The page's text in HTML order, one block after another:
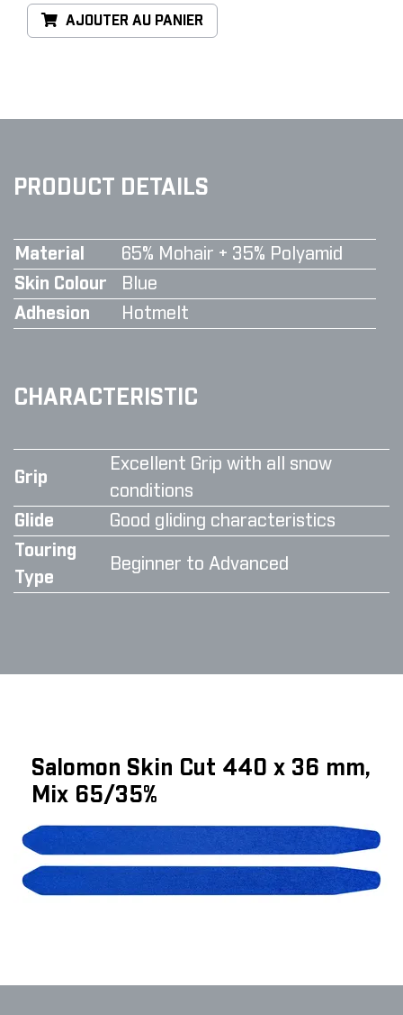
AJOUTER AU PANIER
PRODUCT DETAILS
Material
65% Mohair + 35% Polyamid
Skin Colour
Blue
Adhesion
Hotmelt
CHARACTERISTIC
Grip
Excellent Grip with all snow
conditions
Glide
Good gliding characteristics
Touring
Type
Beginner to Advanced
Salomon Skin Cut 440 x 36 mm,
Mix 65/35%